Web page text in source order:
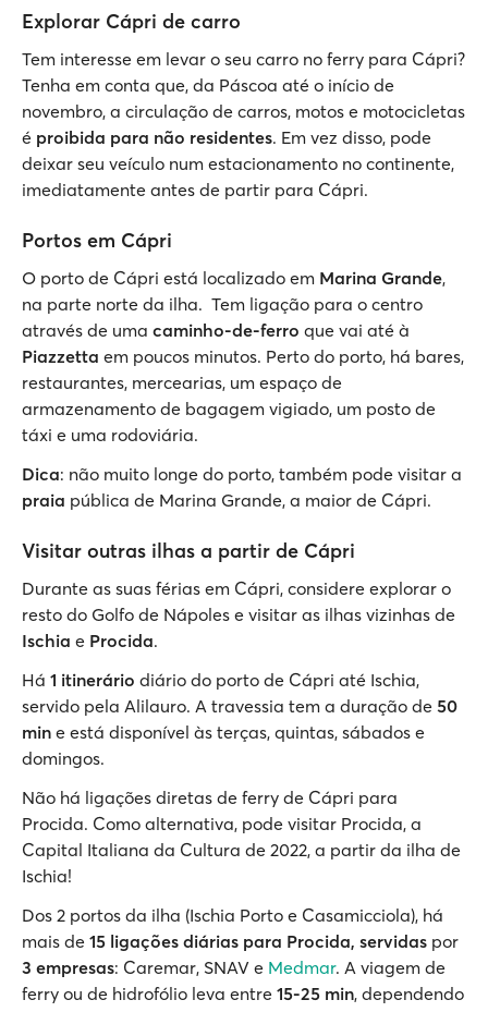
Explorar Cápri de carro
Tem interesse em levar o seu carro no ferry para Cápri?
Tenha em conta que, da Páscoa até o início de
novembro, a circulação de carros, motos e motocicletas
é proibida para não residentes. Em vez disso, pode
deixar seu veículo num estacionamento no continente,
imediatamente antes de partir para Cápri.
Portos em Cápri
O porto de Cápri está localizado em Marina Grande,
na parte norte da ilha. Tem ligação para o centro
através de uma caminho-de-ferro que vai até à
Piazzetta em poucos minutos. Perto do porto, há bares,
restaurantes, mercearias, um espaço de
armazenamento de bagagem vigiado, um posto de
táxi e uma rodoviária.
Dica: não muito longe do porto, também pode visitar a
praia pública de Marina Grande, a maior de Cápri.
Visitar outras ilhas a partir de Cápri
Durante as suas férias em Cápri, considere explorar o
resto do Golfo de Nápoles e visitar as ilhas vizinhas de
Ischia e Procida.
Há 1 itinerário diário do porto de Cápri até Ischia,
servido pela Alilauro. A travessia tem a duração de 50
min e está disponível às terças, quintas, sábados e
domingos.
Não há ligações diretas de ferry de Cápri para
Procida. Como alternativa, pode visitar Procida, a
Capital Italiana da Cultura de 2022, a partir da ilha de
Ischia!
Dos 2 portos da ilha (Ischia Porto e Casamicciola), há
mais de 15 ligações diárias para Procida, servidas por
3 empresas: Caremar, SNAV e Medmar. A viagem de
ferry ou de hidrofólio leva entre 15-25 min, dependendo